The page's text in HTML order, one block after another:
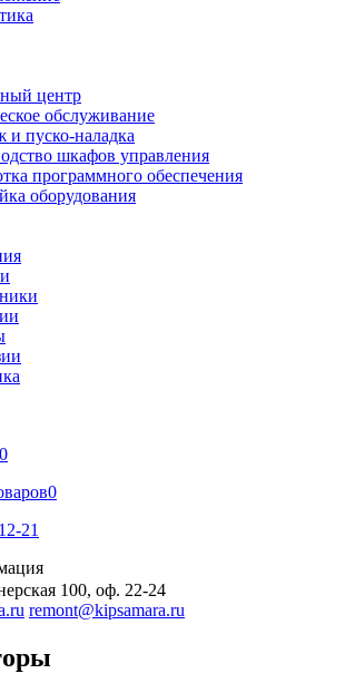
центр
обслуживание
пуско-наладка
шкафов управления
программного обеспечения
оборудования
0
0
21
100, оф. 22-24
remont@kipsamara.ru